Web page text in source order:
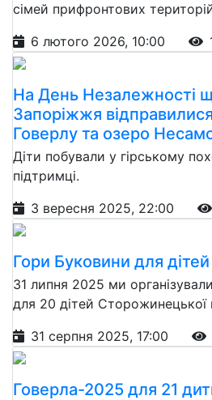
сімей прифронтових
6 лютого 2026, 10:00
На День Незалежності
Запоріжжя
Говерлу та озеро
Діти побували у гірському
підтримці.
3 вересня 2025, 22:00
Гори Буковини для
31 липня 2025 ми
для 20 дітей Сторожинецької
31 серпня 2025, 17:00
Говерла-2025 для 21